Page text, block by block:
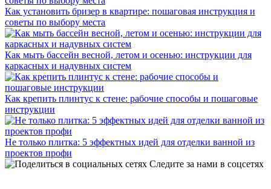
Как установить бризер в квартире: пошаговая инструкция и
советы по выбору места
Как мыть бассейн весной, летом и осенью: инструкции для
каркасных и надувных систем
Как крепить плинтус к стене: рабочие способы и пошаговые
инструкции
Не только плитка: 5 эффектных идей для отделки ванной из
проектов профи
Следите за нами в соцсетях